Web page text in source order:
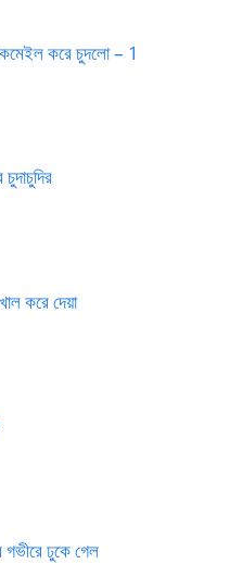
করে চুদলো – 1
চুদাচুদির
করে দেয়া
গভীরে ঢুকে গেল